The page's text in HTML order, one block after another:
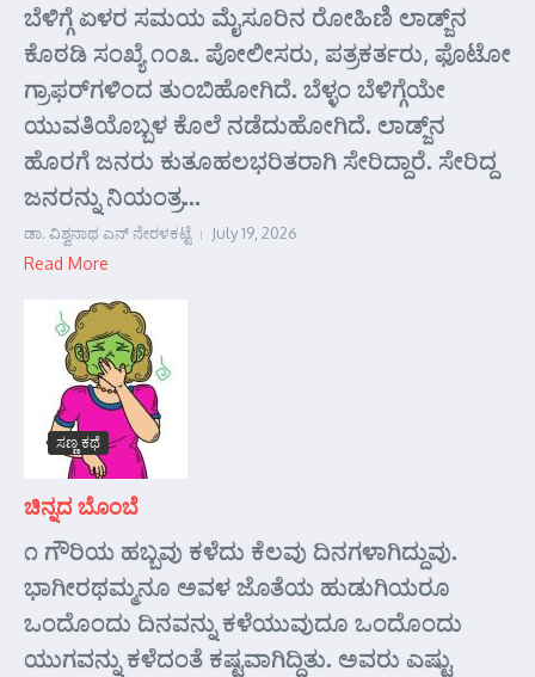
ಬೆಳಿಗ್ಗೆ ಏಳರ ಸಮಯ ಮೈಸೂರಿನ ರೋಹಿಣಿ ಲಾಡ್ಜ್‌ನ
ಕೊಠಡಿ ಸಂಖ್ಯೆ ೧೦೩. ಪೋಲೀಸರು, ಪತ್ರಕರ್ತರು, ಫೊಟೋ
ಗ್ರಾಫರ್‌ಗಳಿಂದ ತುಂಬಿಹೋಗಿದೆ. ಬೆಳ್ಳಂ ಬೆಳಿಗ್ಗೆಯೇ
ಯುವತಿಯೊಬ್ಬಳ ಕೊಲೆ ನಡೆದುಹೋಗಿದೆ. ಲಾಡ್ಜ್‌ನ
ಹೊರಗೆ ಜನರು ಕುತೂಹಲಭರಿತರಾಗಿ ಸೇರಿದ್ದಾರೆ. ಸೇರಿದ್ದ
ಜನರನ್ನು ನಿಯಂತ್ರ...
ಡಾ. ವಿಶ್ವನಾಥ ಎನ್ ನೇರಳಕಟ್ಟೆ July 19, 2026
Read More
ಸಣ್ಣ ಕಥೆ
ಚಿನ್ನದ ಬೊಂಬೆ
೧ ಗೌರಿಯ ಹಬ್ಬವು ಕಳೆದು ಕೆಲವು ದಿನಗಳಾಗಿದ್ದುವು.
ಭಾಗೀರಥಮ್ಮನೂ ಅವಳ ಜೊತೆಯ ಹುಡುಗಿಯರೂ
ಒಂದೊಂದು ದಿನವನ್ನು ಕಳೆಯುವುದೂ ಒಂದೊಂದು
ಯುಗವನ್ನು ಕಳೆದಂತೆ ಕಷ್ಟವಾಗಿದ್ದಿತು. ಅವರು ಎಷ್ಟು